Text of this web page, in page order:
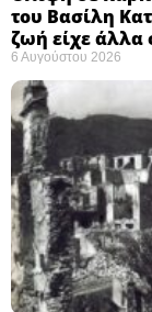
του Βασίλη
ζωή είχε άλλα
6 Αυγούστου 2026